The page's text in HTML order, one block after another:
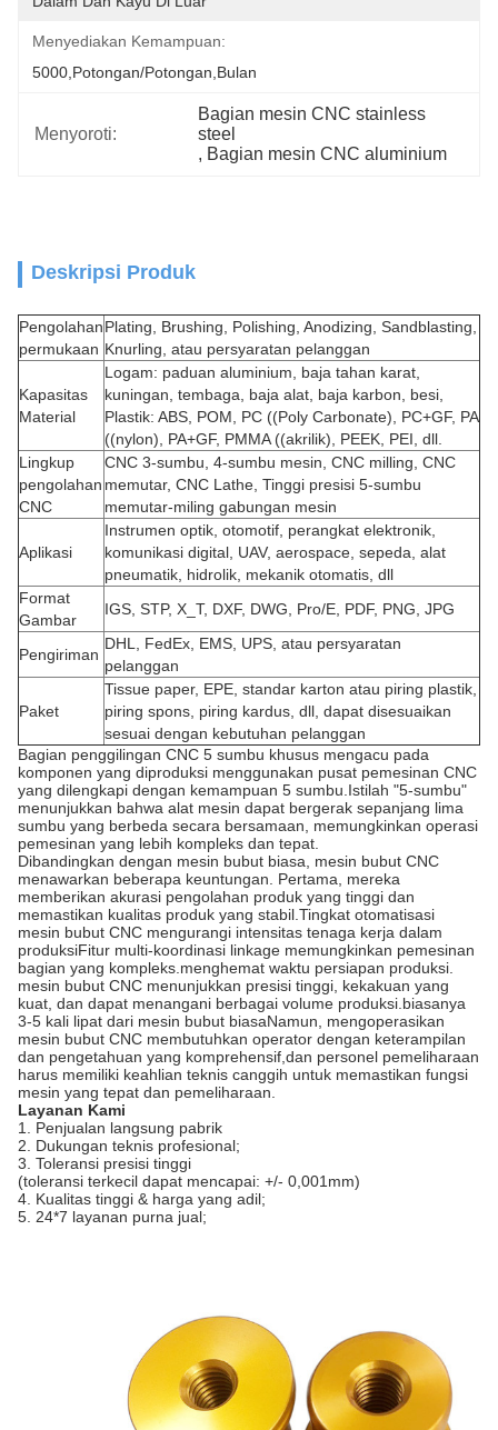
Menyediakan Kemampuan:
5000,Potongan/Potongan,Bulan
Menyoroti:
Bagian mesin CNC stainless
steel
, Bagian mesin CNC aluminium
Deskripsi Produk
Pengolahan
permukaan
Plating, Brushing, Polishing, Anodizing, Sandblasting,
Knurling, atau persyaratan pelanggan
Kapasitas
Material
Logam: paduan aluminium, baja tahan karat,
kuningan, tembaga, baja alat, baja karbon, besi,
Plastik: ABS, POM, PC ((Poly Carbonate), PC+GF, PA
((nylon), PA+GF, PMMA ((akrilik), PEEK, PEI, dll.
Lingkup
pengolahan
CNC
CNC 3-sumbu, 4-sumbu mesin, CNC milling, CNC
memutar, CNC Lathe, Tinggi presisi 5-sumbu
memutar-miling gabungan mesin
Aplikasi
Instrumen optik, otomotif, perangkat elektronik,
komunikasi digital, UAV, aerospace, sepeda, alat
pneumatik, hidrolik, mekanik otomatis, dll
Format
Gambar
IGS, STP, X_T, DXF, DWG, Pro/E, PDF, PNG, JPG
Pengiriman
DHL, FedEx, EMS, UPS, atau persyaratan
pelanggan
Paket
Tissue paper, EPE, standar karton atau piring plastik,
piring spons, piring kardus, dll, dapat disesuaikan
sesuai dengan kebutuhan pelanggan
Bagian penggilingan CNC 5 sumbu khusus mengacu pada
komponen yang diproduksi menggunakan pusat pemesinan CNC
yang dilengkapi dengan kemampuan 5 sumbu.Istilah "5-sumbu"
menunjukkan bahwa alat mesin dapat bergerak sepanjang lima
sumbu yang berbeda secara bersamaan, memungkinkan operasi
pemesinan yang lebih kompleks dan tepat.
Dibandingkan dengan mesin bubut biasa, mesin bubut CNC
menawarkan beberapa keuntungan. Pertama, mereka
memberikan akurasi pengolahan produk yang tinggi dan
memastikan kualitas produk yang stabil.Tingkat otomatisasi
mesin bubut CNC mengurangi intensitas tenaga kerja dalam
produksiFitur multi-koordinasi linkage memungkinkan pemesinan
bagian yang kompleks.menghemat waktu persiapan produksi.
mesin bubut CNC menunjukkan presisi tinggi, kekakuan yang
kuat, dan dapat menangani berbagai volume produksi.biasanya
3-5 kali lipat dari mesin bubut biasaNamun, mengoperasikan
mesin bubut CNC membutuhkan operator dengan keterampilan
dan pengetahuan yang komprehensif,dan personel pemeliharaan
harus memiliki keahlian teknis canggih untuk memastikan fungsi
mesin yang tepat dan pemeliharaan.
Layanan Kami
1. Penjualan langsung pabrik
2. Dukungan teknis profesional;
3. Toleransi presisi tinggi
(toleransi terkecil dapat mencapai: +/- 0,001mm)
4. Kualitas tinggi & harga yang adil;
5. 24*7 layanan purna jual;